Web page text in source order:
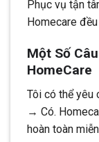
Phục vụ tận
Homecare
Một Số
HomeCare
Tôi có thể yêu
→ Có.
hoàn toàn